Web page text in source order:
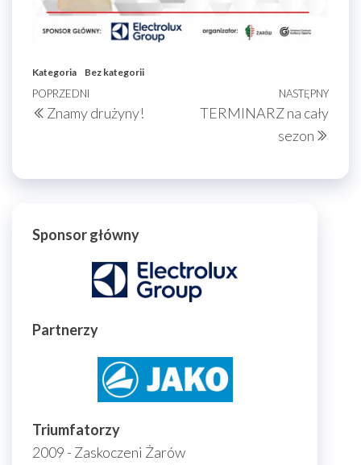
Kategoria Bez kategorii
Nawigacja
wpisu
Poprzedni
wpis
POPRZEDNI
Znamy drużyny!
NASTĘPNY
TERMINARZ na cały
sezon
Sponsor główny
Partnerzy
Triumfatorzy
2009 - Zaskoczeni Żarów